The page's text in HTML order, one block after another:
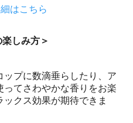
はこちら
しみ方＞
プに数滴垂らしたり、ア
ってさわやかな香りをお楽
クス効果が期待できま